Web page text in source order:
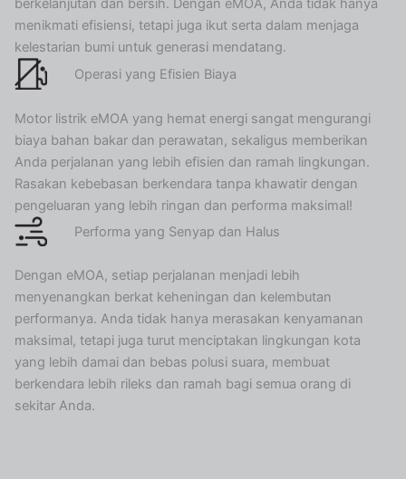
berkelanjutan dan bersih. Dengan eMOA, Anda tidak hanya
menikmati efisiensi, tetapi juga ikut serta dalam menjaga
kelestarian bumi untuk generasi mendatang.
Operasi yang Efisien Biaya
Motor listrik eMOA yang hemat energi sangat mengurangi
biaya bahan bakar dan perawatan, sekaligus memberikan
Anda perjalanan yang lebih efisien dan ramah lingkungan.
Rasakan kebebasan berkendara tanpa khawatir dengan
pengeluaran yang lebih ringan dan performa maksimal!
Performa yang Senyap dan Halus
Dengan eMOA, setiap perjalanan menjadi lebih
menyenangkan berkat keheningan dan kelembutan
performanya. Anda tidak hanya merasakan kenyamanan
maksimal, tetapi juga turut menciptakan lingkungan kota
yang lebih damai dan bebas polusi suara, membuat
berkendara lebih rileks dan ramah bagi semua orang di
sekitar Anda.